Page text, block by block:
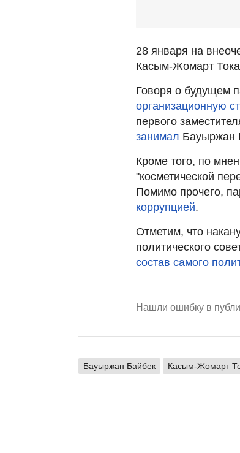
28 января на
Касым-Жомарт
Говоря о будущем
организационную
первого
занимал Бауыржан
Кроме того, по
"косметической
Помимо прочего,
коррупцией.
Отметим, что
политического
состав самого
Нашли ошибку в
Бауыржан Байбек Касым-Жомарт